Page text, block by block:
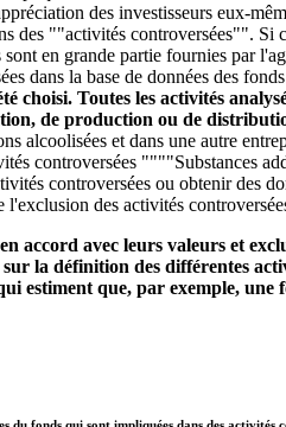
des investisseurs eux-
des ""activités controversées"".
en grande partie fournies par
dans la base de données des
choisi. Toutes les activités
de production ou de
alcoolisées et dans une autre
controversées
controversées ou obtenir des
des activités
accord avec leurs valeurs et
la définition des différentes
estiment que, par exemple,